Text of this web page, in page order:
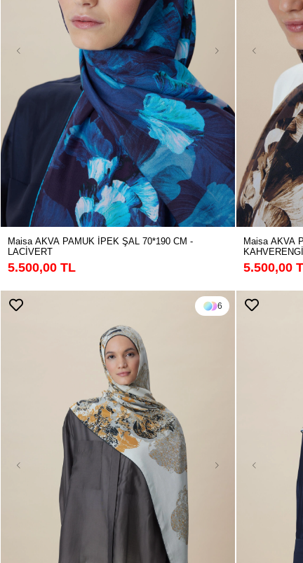
Maisa AKVA PAMUK İPEK ŞAL 70*190 CM -
LACİVERT
5.500,00 TL
Maisa AKVA
KAHVERENGİ
5.500,00
6